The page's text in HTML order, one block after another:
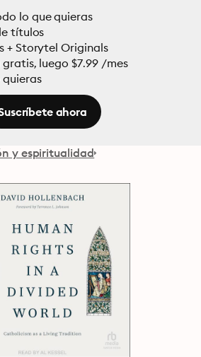
lo que quieras
títulos
+ Storytel Originals
luego $7.99 /mes
ahora
y espiritualidad